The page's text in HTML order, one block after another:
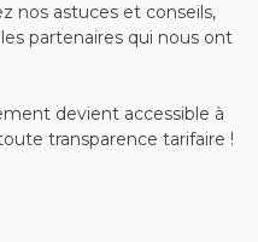
nos astuces et conseils,
partenaires qui nous ont
devient accessible à
transparence tarifaire !